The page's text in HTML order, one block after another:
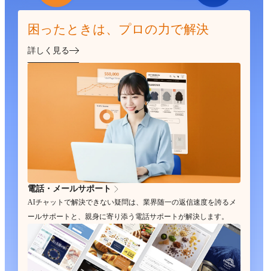
困ったときは、プロの力で解決
詳しく見る
電話・メールサポート
AIチャットで解決できない疑問は、業界随一の返信速度を誇るメ
ールサポートと、親身に寄り添う電話サポートが解決します。